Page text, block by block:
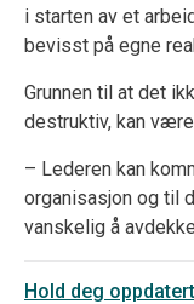
i starten av et
bevisst på egne
Grunnen til at det
destruktiv, kan
– Lederen kan
organisasjon og til
vanskelig å
Hold deg